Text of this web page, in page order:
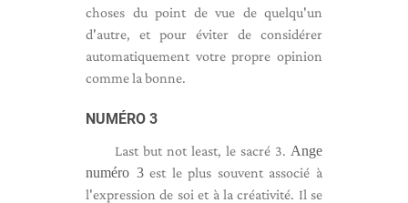
choses du point de vue de quelqu'un
d'autre, et pour éviter de considérer
automatiquement votre propre opinion
comme la bonne.
NUMÉRO 3
Last but not least, le sacré 3. Ange
numéro 3est le plus souvent associé à
l'expression de soi et à la créativité. Il se